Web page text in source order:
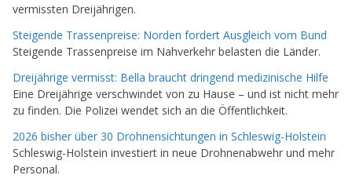
vermissten Dreijährigen.
Steigende Trassenpreise: Norden fordert Ausgleich vom Bund
Steigende Trassenpreise im Nahverkehr belasten die Länder.
Dreijährige vermisst: Bella braucht dringend medizinische Hilfe
Eine Dreijährige verschwindet von zu Hause – und ist nicht mehr
zu finden. Die Polizei wendet sich an die Öffentlichkeit.
2026 bisher über 30 Drohnensichtungen in Schleswig-Holstein
Schleswig-Holstein investiert in neue Drohnenabwehr und mehr
Personal.